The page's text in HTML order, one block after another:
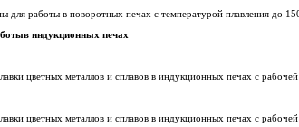
для работы в поворотных печах с температурой плавления до
индукционных печах
цветных металлов и сплавов в индукционных печах с
цветных металлов и сплавов в индукционных печах с